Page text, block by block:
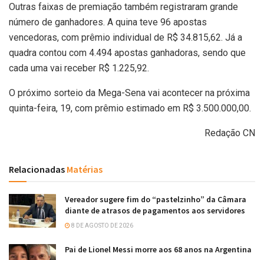
Outras faixas de premiação também registraram grande
número de ganhadores. A quina teve 96 apostas
vencedoras, com prêmio individual de R$ 34.815,62. Já a
quadra contou com 4.494 apostas ganhadoras, sendo que
cada uma vai receber R$ 1.225,92.
O próximo sorteio da Mega-Sena vai acontecer na próxima
quinta-feira, 19, com prêmio estimado em R$ 3.500.000,00.
Redação CN
Relacionadas Matérias
Vereador sugere fim do “pastelzinho” da Câmara
diante de atrasos de pagamentos aos servidores
8 DE AGOSTO DE 2026
Pai de Lionel Messi morre aos 68 anos na Argentina